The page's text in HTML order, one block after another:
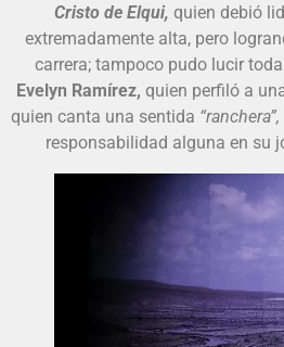
Cristo de Elqui, quien debió
extremadamente alta, pero
carrera; tampoco pudo lucir
Evelyn Ramírez, quien perfiló a
quien canta una sentida “ranchera”,
responsabilidad alguna en su